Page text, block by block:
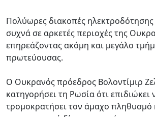
Πολύωρες διακοπές
συχνά σε αρκετές περιοχές της
επηρεάζοντας ακόμη και μεγάλο
πρωτεύουσας.
Ο Ουκρανός πρόεδρος Βολοντίμιρ
κατηγορήσει τη Ρωσία ότι επιδιώκει
τρομοκρατήσει τον άμαχο πληθυσμό